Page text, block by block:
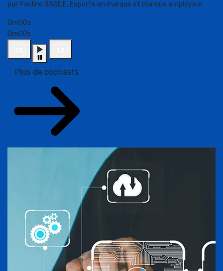
par Pauline BASILE, Experte en marque et marque employeur
0m00s
0m00s
Plus de podcasts